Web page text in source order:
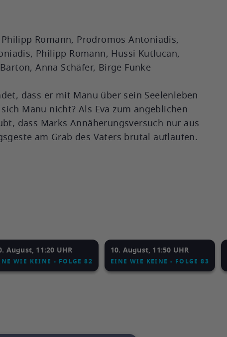
Romann, Prodromos Antoniadis,
Philipp Romann, Hussi Kutlucan,
Anna Schäfer, Birge Funke
dass er mit Manu über sein Seelenleben
Manu nicht? Als Eva zum angeblichen
dass Marks Annäherungsversuch nur aus
am Grab des Vaters brutal auflaufen.
August, 11:20 UHR
WIE KEINE - FOLGE 82
10. August, 11:50 UHR
EINE WIE KEINE - FOLGE 83